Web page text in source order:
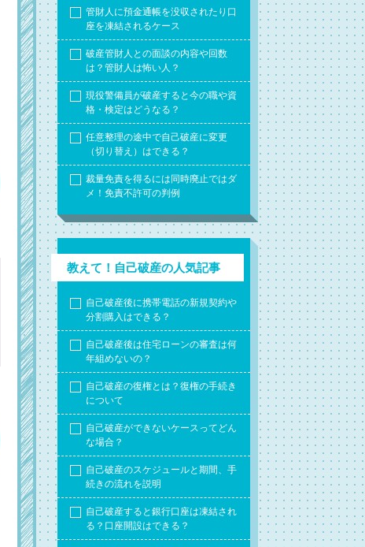
管財人に預金通帳を没収されたり口
座を凍結されるケース
破産管財人との面談の内容や回数
は？管財人は怖い人？
現役警備員が破産すると今の職や資
格・検定はどうなる？
任意整理の途中で自己破産に変更
（切り替え）はできる？
裁量免責を得るには同時廃止ではダ
メ！免責不許可の判例
教えて！自己破産の人気記事
自己破産後に携帯電話の新規契約や
分割購入はできる？
自己破産後は住宅ローンの審査は何
年組めないの？
自己破産の復権とは？復権の手続き
について
自己破産ができないケースってどん
な場合？
自己破産のスケジュールと期間、手
続きの流れを説明
自己破産すると銀行口座は凍結され
る？口座開設はできる？